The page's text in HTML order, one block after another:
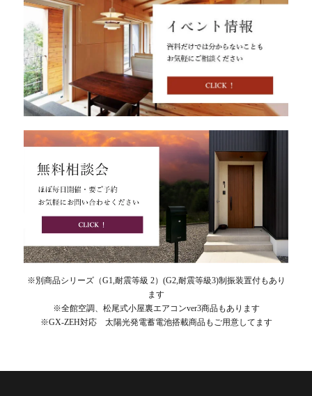
※別商品シリーズ（G1,耐震等級 2）(G2,耐震等級3)制振装置付もあり
ます
※全館空調、松尾式小屋裏エアコンver3商品もあります
※GX-ZEH対応 太陽光発電蓄電池搭載商品もご用意してます